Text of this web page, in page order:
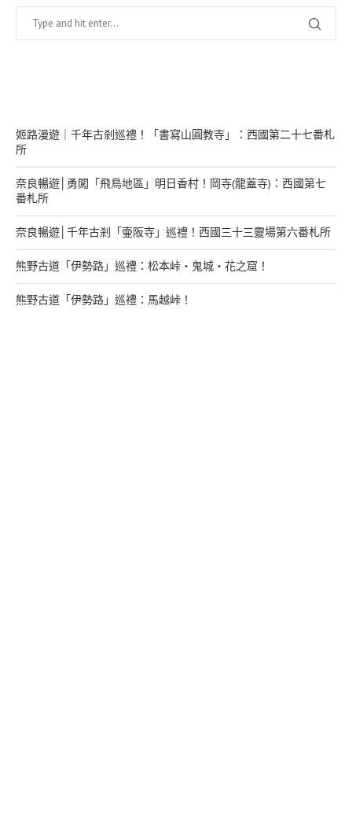
姬路漫遊｜千年古剎巡禮！「書寫山圓教寺」：西國第二十七番札
所
奈良暢遊│勇闖「飛鳥地區」明日香村！岡寺(龍蓋寺)：西國第七
番札所
奈良暢遊│千年古剎「壷阪寺」巡禮！西國三十三靈場第六番札所
熊野古道「伊勢路」巡禮：松本峠・鬼城・花之窟！
熊野古道「伊勢路」巡禮：馬越峠！